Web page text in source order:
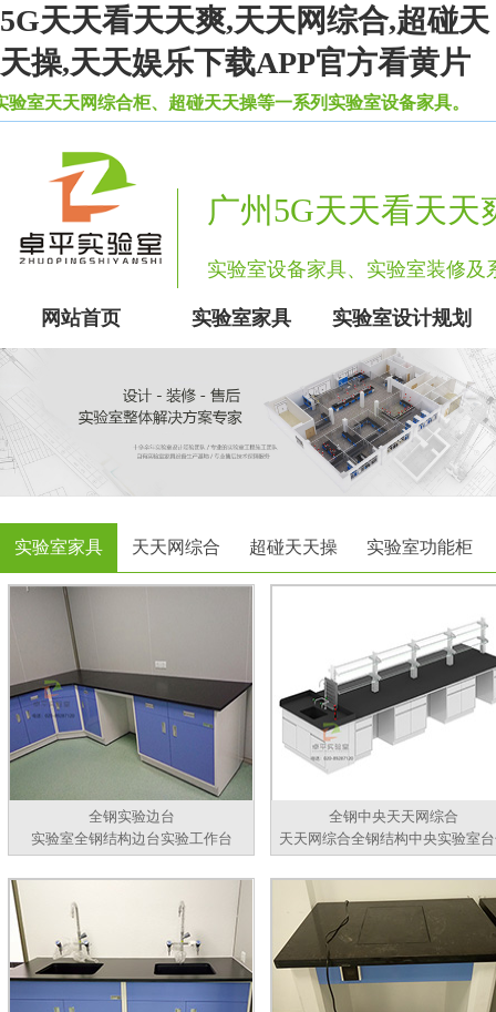
5G天天看天天爽,天天网综合,超碰天
天操,天天娱乐下载APP官方看黄片
网综合柜、超碰天天操等一系列实验室设备家具。
广州5G天天看天
实验室设备家具、实验室装修
网站首页 实验室家具 实验室设计规划
实验室家具 天天网综合 超碰天天操 实验室功能柜
全钢实验边台
实验室全钢结构边台实验工作台
全钢中央天天网综合
天天网综合全钢结构中央实验室